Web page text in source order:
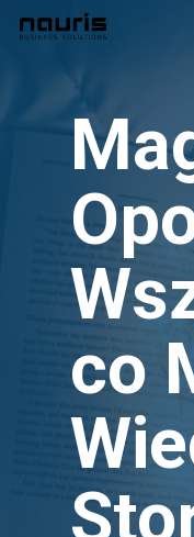
Skip
co